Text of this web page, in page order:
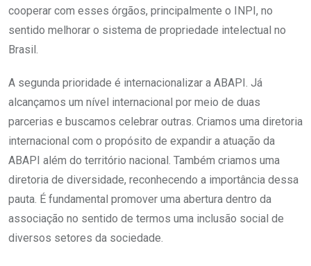
cooperar com esses órgãos, principalmente o INPI, no
sentido melhorar o sistema de propriedade intelectual no
Brasil.
A segunda prioridade é internacionalizar a ABAPI. Já
alcançamos um nível internacional por meio de duas
parcerias e buscamos celebrar outras. Criamos uma diretoria
internacional com o propósito de expandir a atuação da
ABAPI além do território nacional. Também criamos uma
diretoria de diversidade, reconhecendo a importância dessa
pauta. É fundamental promover uma abertura dentro da
associação no sentido de termos uma inclusão social de
diversos setores da sociedade.